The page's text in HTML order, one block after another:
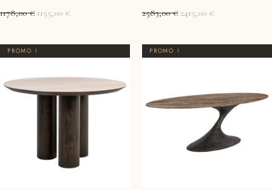
1178,00€ 1155,00 € 2583,00€ 2415,00 €
PROMO !
initial
1098,00 €.
actuel
1089,00 €.
PROMO !
3490,00 €.3179,00 €.